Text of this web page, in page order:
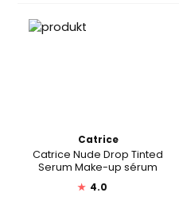
Catrice
Catrice Nude Drop Tinted
Serum Make-up sérum
★ 4.0